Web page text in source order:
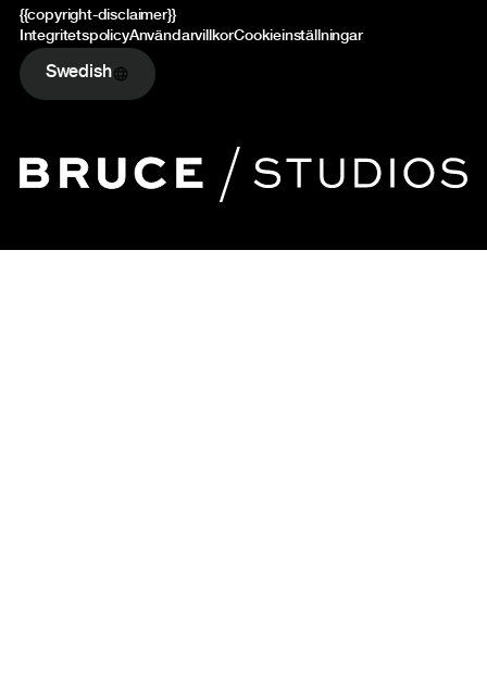
{{copyright-disclaimer}}
IntegritetspolicyAnvändarvillkorCookieinställningar
Swedish